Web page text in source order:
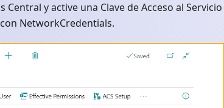
y active una Clave de Acceso al Servicio
NetworkCredentials.